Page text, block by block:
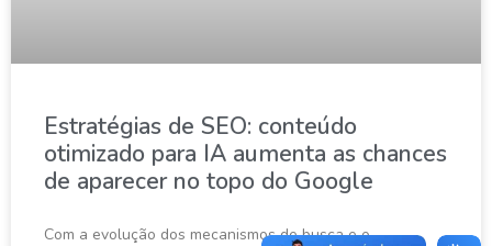
Estratégias de SEO: conteúdo
otimizado para IA aumenta as chances
de aparecer no topo do Google
Com a evolução dos mecanismos de busca e o